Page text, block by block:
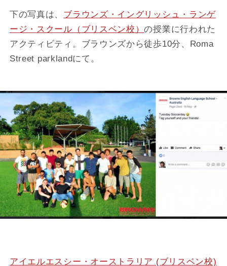
下の写真は、 ブラウンズ・イングリッシュ・ランゲ
ージ・スクール（ブリスベン校）の授業に行われた
アクティビティ。ブラウンズから徒歩10分、Roma
Street parklandにて。
アイエルエスシー・オーストラリア (ブリスベン校)